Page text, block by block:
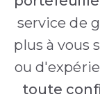
service de
plus à vous
ou
toute